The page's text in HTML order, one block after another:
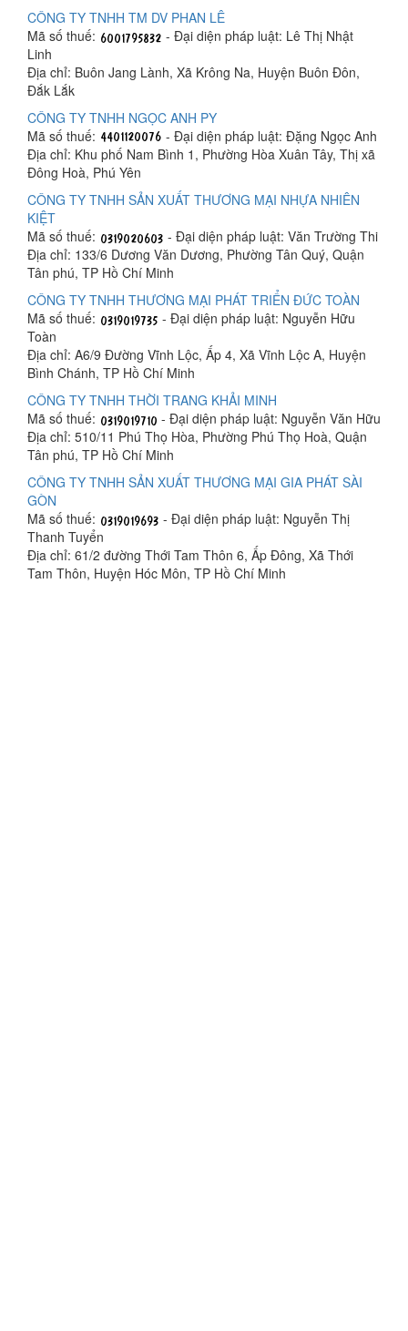
CÔNG TY TNHH TM DV PHAN LÊ
Mã số thuế:
- Đại diện pháp luật: Lê Thị Nhật
Linh
Địa chỉ: Buôn Jang Lành, Xã Krông Na, Huyện Buôn Đôn,
Đắk Lắk
CÔNG TY TNHH NGỌC ANH PY
Mã số thuế:
- Đại diện pháp luật: Đặng Ngọc Anh
Địa chỉ: Khu phố Nam Bình 1, Phường Hòa Xuân Tây, Thị xã
Đông Hoà, Phú Yên
CÔNG TY TNHH SẢN XUẤT THƯƠNG MẠI NHỰA NHIÊN
KIỆT
Mã số thuế:
- Đại diện pháp luật: Văn Trường Thi
Địa chỉ: 133/6 Dương Văn Dương, Phường Tân Quý, Quận
Tân phú, TP Hồ Chí Minh
CÔNG TY TNHH THƯƠNG MẠI PHÁT TRIỂN ĐỨC TOÀN
Mã số thuế:
- Đại diện pháp luật: Nguyễn Hữu
Toàn
Địa chỉ: A6/9 Đường Vĩnh Lộc, Ấp 4, Xã Vĩnh Lộc A, Huyện
Bình Chánh, TP Hồ Chí Minh
CÔNG TY TNHH THỜI TRANG KHẢI MINH
Mã số thuế:
- Đại diện pháp luật: Nguyễn Văn Hữu
Địa chỉ: 510/11 Phú Thọ Hòa, Phường Phú Thọ Hoà, Quận
Tân phú, TP Hồ Chí Minh
CÔNG TY TNHH SẢN XUẤT THƯƠNG MẠI GIA PHÁT SÀI
GÒN
Mã số thuế:
- Đại diện pháp luật: Nguyễn Thị
Thanh Tuyển
Địa chỉ: 61/2 đường Thới Tam Thôn 6, Ấp Đông, Xã Thới
Tam Thôn, Huyện Hóc Môn, TP Hồ Chí Minh